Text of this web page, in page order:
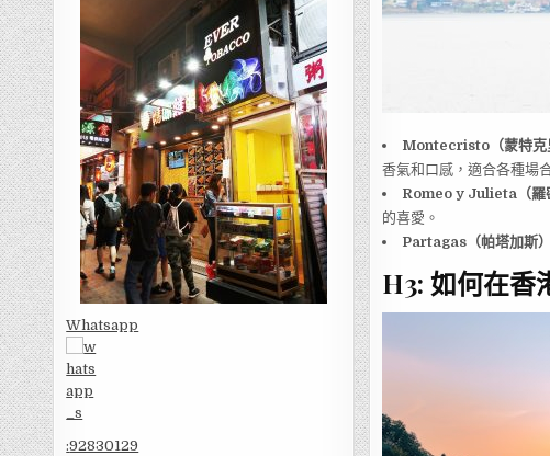
Whatsapp
:92830129
Montecristo（蒙特克
香氣和口感，適合各種場
Romeo y Julieta（羅
的喜愛。
Partagas（帕塔加斯）
H3: 如何在香